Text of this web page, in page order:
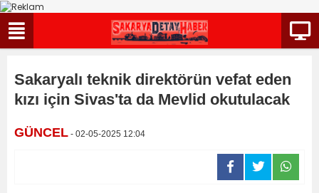
Sakaryalı teknik direktörün vefat eden
kızı için Sivas'ta da Mevlid okutulacak
GÜNCEL - 02-05-2025 12:04